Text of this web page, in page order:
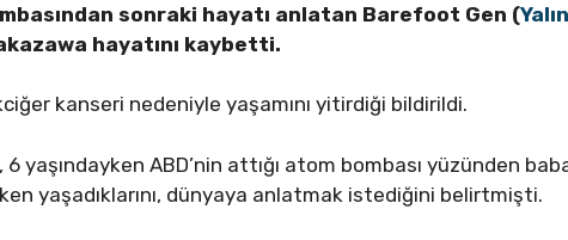
sonraki hayatı anlatan Barefoot Gen (
hayatını kaybetti.
kanseri nedeniyle yaşamını yitirdiği bildirildi.
yaşındayken ABD’nin attığı atom bombası yüzünden
yaşadıklarını, dünyaya anlatmak istediğini belirtmişti.